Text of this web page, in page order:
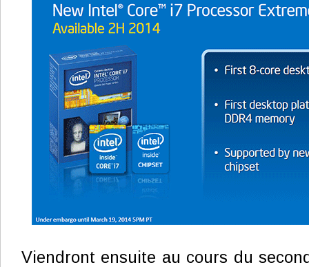
Viendront ensuite au cours du